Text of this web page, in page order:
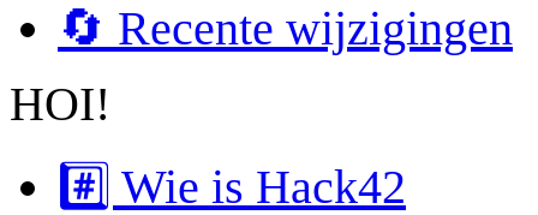
🔄 Recente wijzigingen
HOI!
#️⃣ Wie is Hack42